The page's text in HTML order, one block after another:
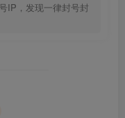
IP，发现一律封号封